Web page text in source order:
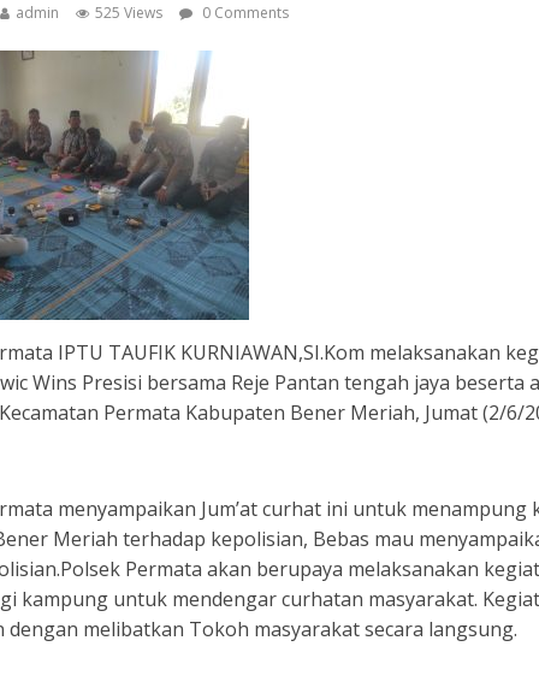
admin 525 Views 0 Comments
IPTU TAUFIK KURNIAWAN,SI.Kom melaksanakan
Wins Presisi bersama Reje Pantan tengah jaya beserta
Permata Kabupaten Bener Meriah, Jumat (2/6/
menyampaikan Jum’at curhat ini untuk menampung
Meriah terhadap kepolisian, Bebas mau
Permata akan berupaya melaksanakan
kampung untuk mendengar curhatan masyarakat.
dengan melibatkan Tokoh masyarakat secara langsung.